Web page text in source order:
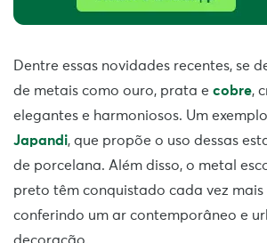
Dentre essas novidades recentes, se
de metais como ouro, prata e cobre,
elegantes e harmoniosos. Um
Japandi, que propõe o uso dessas
de porcelana. Além disso, o metal
preto têm conquistado cada vez mais
conferindo um ar contemporâneo e